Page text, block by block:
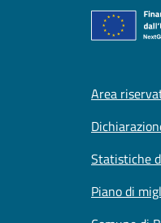
Area
Statistiche
Piano di